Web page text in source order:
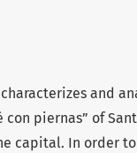
and
con piernas” of
capital. In order